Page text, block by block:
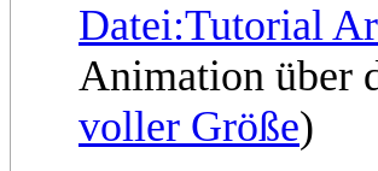
Datei:Tutorial
Animation über
voller Größe)